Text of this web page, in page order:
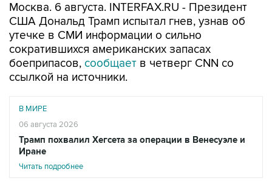
Москва. 6 августа. INTERFAX.RU - Президент
США Дональд Трамп испытал гнев, узнав об
утечке в СМИ информации о сильно
сократившихся американских запасах
боеприпасов, сообщает в четверг CNN со
ссылкой на источники.
В МИРЕ
06 августа 2026
Трамп похвалил Хегсета за операции в Венесуэле и
Иране
Читать подробнее